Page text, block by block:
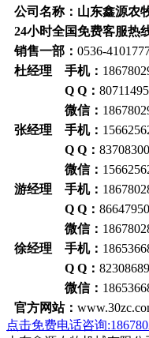
公司名称：山东鑫源农
24小时全国免费客服热
销售一部： 0536-
杜经理 手机：
Q Q： 80711495
微信：
张经理 手机：
Q Q： 83708300
微信：
游经理 手机：
Q Q： 86647950
微信：
徐经理 手机：
Q Q： 82308689
微信：
官方网站：
点击免费电话咨询